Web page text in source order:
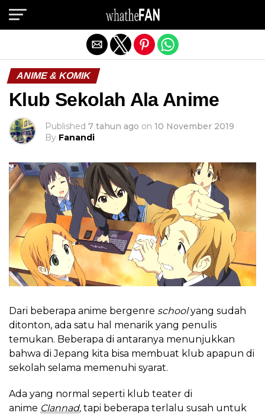
ANIME & KOMIK
Klub Sekolah Ala Anime
Published 7 tahun ago on 10 November 2019
By Fanandi
Dari beberapa anime bergenre schoolyang sudah
ditonton, ada satu hal menarik yang penulis
temukan. Beberapa di antaranya menunjukkan
bahwa di Jepang kita bisa membuat klub apapun di
sekolah selama memenuhi syarat.
Ada yang normal seperti klub teater di
anime Clannad, tapi beberapa terlalu susah untuk
Exit mobile version